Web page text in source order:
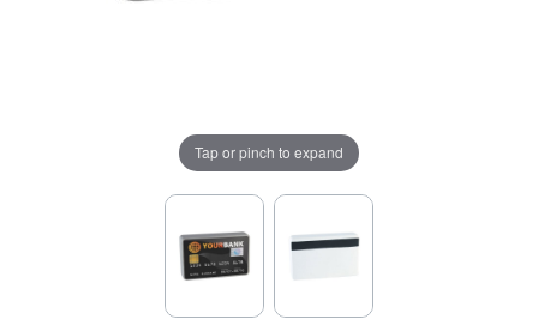
Tap or pinch to expand